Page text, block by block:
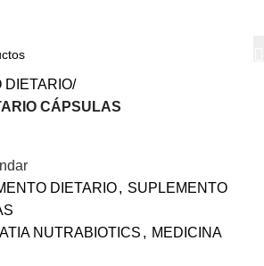
DIETARIO
CÁPSULAS
DIETARIO, SUPLEMENTO
NUTRABIOTICS , MEDICINA